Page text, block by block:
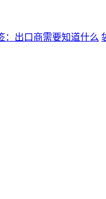
：出口商需要知道什么